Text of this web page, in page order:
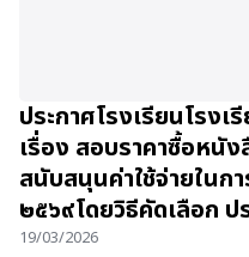
ประกาศโรงเรียนโรงเ
เรื่อง สอบราคาซื้อหนั
สนับสนุนค่าใช้จ่ายในก
๒๕๖๙โดยวิธีคัดเลือก
19/03/2026